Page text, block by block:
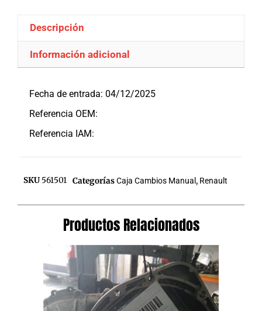
Descripción
Información adicional
Fecha de entrada: 04/12/2025
Referencia OEM:
Referencia IAM:
SKU 561501 CategoríasCaja Cambios Manual , Renault
Productos Relacionados